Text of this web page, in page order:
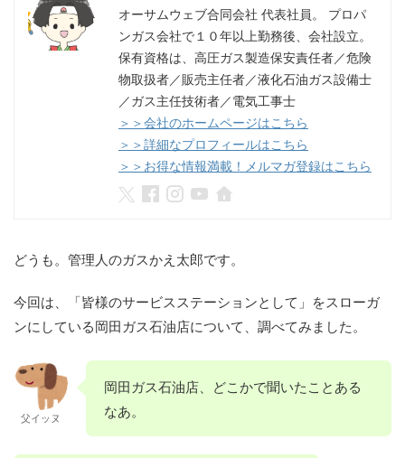
オーサムウェブ合同会社 代表社員。 プロパ
ンガス会社で１０年以上勤務後、会社設立。
保有資格は、高圧ガス製造保安責任者／危険
物取扱者／販売主任者／液化石油ガス設備士
／ガス主任技術者／電気工事士
＞＞会社のホームページはこちら
＞＞詳細なプロフィールはこちら
＞＞お得な情報満載！メルマガ登録はこちら
どうも。管理人のガスかえ太郎です。
今回は、「皆様のサービスステーションとして」をスローガ
ンにしている岡田ガス石油店について、調べてみました。
父イッヌ
岡田ガス石油店、どこかで聞いたことある
なあ。